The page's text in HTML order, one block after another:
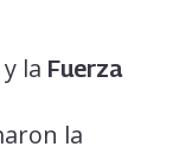
y la Fuerza
la